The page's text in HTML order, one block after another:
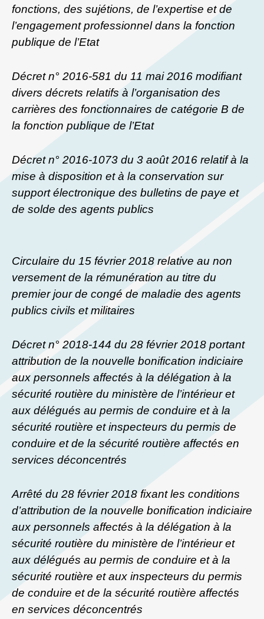
fonctions, des sujétions, de l’expertise et de
l’engagement professionnel dans la fonction
publique de l’Etat
Décret n° 2016-581 du 11 mai 2016 modifiant
divers décrets relatifs à l’organisation des
carrières des fonctionnaires de catégorie B de
la fonction publique de l’Etat
Décret n° 2016-1073 du 3 août 2016 relatif à la
mise à disposition et à la conservation sur
support électronique des bulletins de paye et
de solde des agents publics
Circulaire du 15 février 2018 relative au non
versement de la rémunération au titre du
premier jour de congé de maladie des agents
publics civils et militaires
Décret n° 2018-144 du 28 février 2018 portant
attribution de la nouvelle bonification indiciaire
aux personnels affectés à la délégation à la
sécurité routière du ministère de l’intérieur et
aux délégués au permis de conduire et à la
sécurité routière et inspecteurs du permis de
conduire et de la sécurité routière affectés en
services déconcentrés
Arrêté du 28 février 2018 fixant les conditions
d’attribution de la nouvelle bonification indiciaire
aux personnels affectés à la délégation à la
sécurité routière du ministère de l’intérieur et
aux délégués au permis de conduire et à la
sécurité routière et aux inspecteurs du permis
de conduire et de la sécurité routière affectés
en services déconcentrés